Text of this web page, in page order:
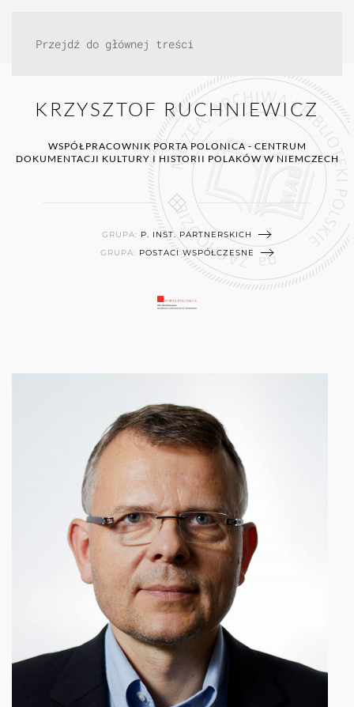
Przejdź do głównej treści
KRZYSZTOF RUCHNIEWICZ
WSPÓŁPRACOWNIK PORTA POLONICA - CENTRUM
DOKUMENTACJI KULTURY I HISTORII POLAKÓW W NIEMCZECH
GRUPA: P. INST. PARTNERSKICH
GRUPA: POSTACI WSPÓŁCZESNE